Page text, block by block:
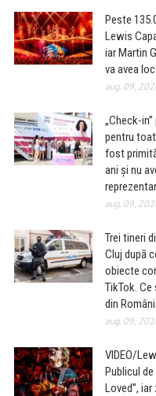
Peste
Lewis
iar Martin
va avea
aug. 09,
„Check-
pentru
fost
ani și nu
aug. 09,
Trei tineri
Cluj după
obiecte
TikTok.
din
aug. 09,
VIDEO/
Publicul
Loved”,